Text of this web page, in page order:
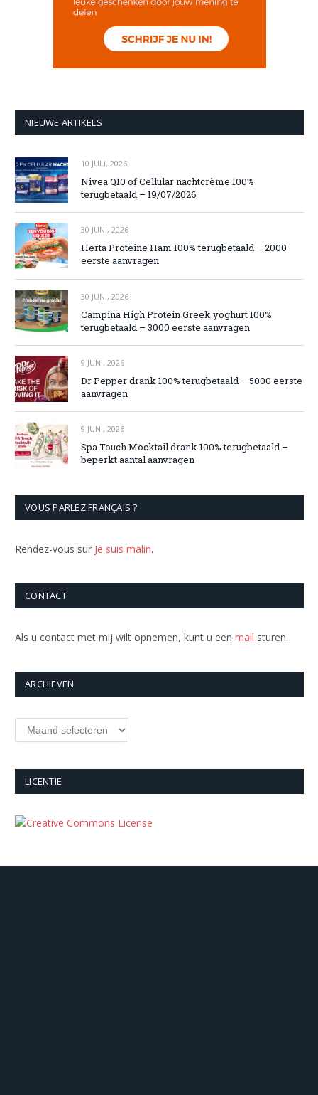
NIEUWE ARTIKELS
10 JULI, 2026
Nivea Q10 of Cellular nachtcrème 100%
terugbetaald – 19/07/2026
30 JUNI, 2026
Herta Proteine Ham 100% terugbetaald – 2000
eerste aanvragen
30 JUNI, 2026
Campina High Protein Greek yoghurt 100%
terugbetaald – 3000 eerste aanvragen
9 JUNI, 2026
Dr Pepper drank 100% terugbetaald – 5000 eerste
aanvragen
9 JUNI, 2026
Spa Touch Mocktail drank 100% terugbetaald –
beperkt aantal aanvragen
VOUS PARLEZ FRANÇAIS ?
Rendez-vous sur Je suis malin.
CONTACT
Als u contact met mij wilt opnemen, kunt u een mail sturen.
ARCHIEVEN
Archieven
LICENTIE